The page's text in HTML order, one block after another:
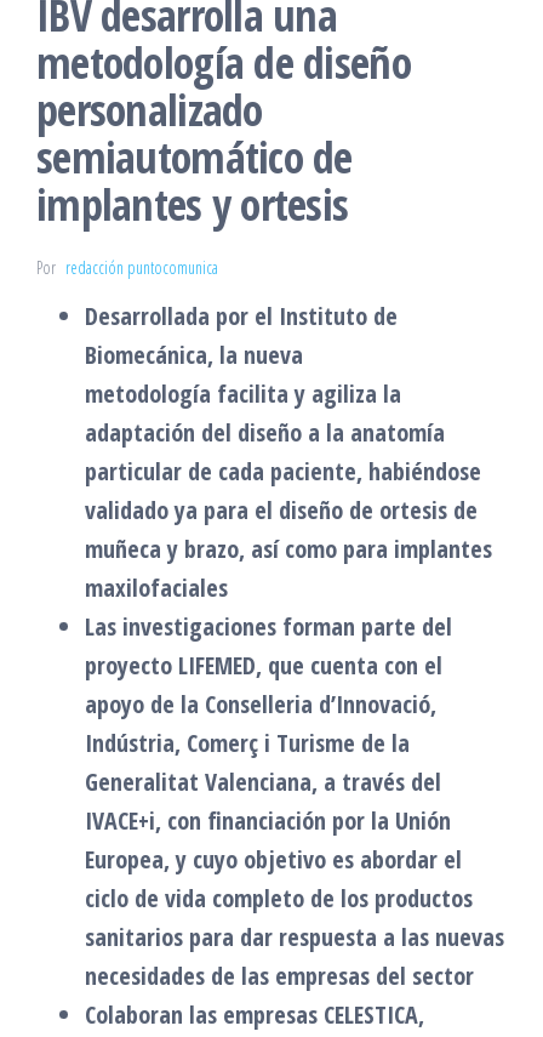
IBV desarrolla una
metodología de diseño
personalizado
semiautomático de
implantes y ortesis
Por redacción puntocomunica
Desarrollada por el Instituto de
Biomecánica, la nueva
metodología facilita y agiliza la
adaptación del diseño a la anatomía
particular de cada paciente, habiéndose
validado ya para el diseño de ortesis de
muñeca y brazo, así como para implantes
maxilofaciales
Las investigaciones forman parte del
proyecto LIFEMED, que cuenta con el
apoyo de la Conselleria d’Innovació,
Indústria, Comerç i Turisme de la
Generalitat Valenciana, a través del
IVACE+i, con financiación por la Unión
Europea, y cuyo objetivo es abordar el
ciclo de vida completo de los productos
sanitarios para dar respuesta a las nuevas
necesidades de las empresas del sector
Colaboran las empresas CELESTICA,